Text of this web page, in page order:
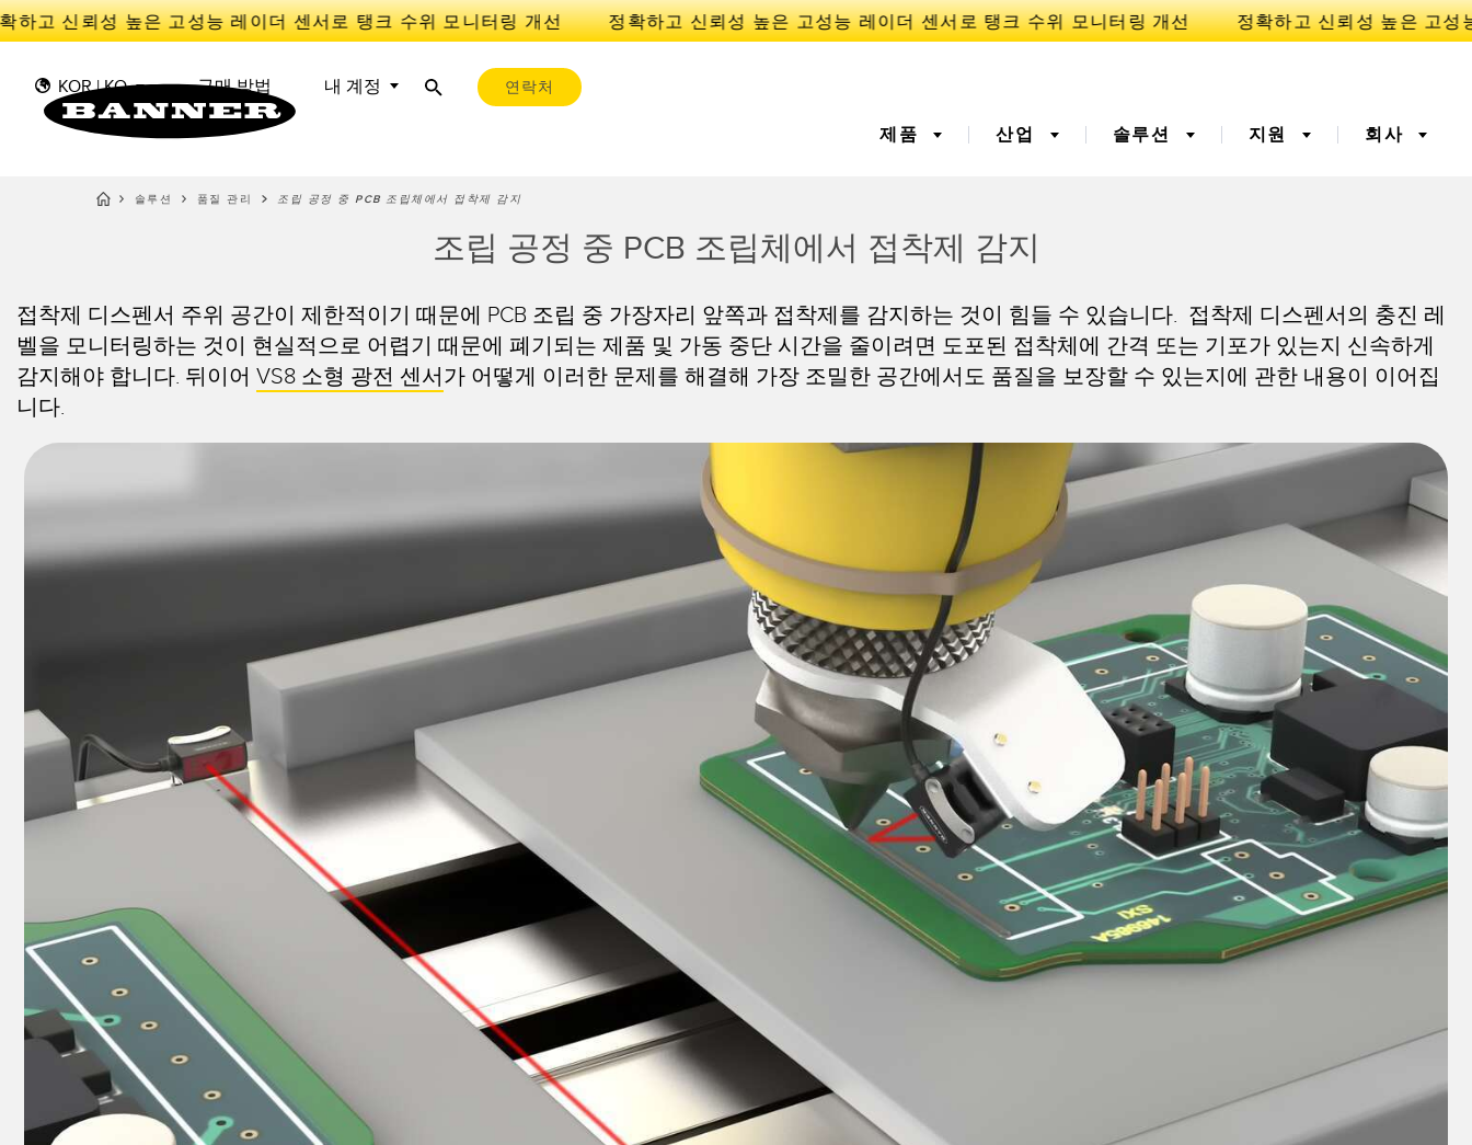
하고 신뢰성 높은 고성능 레이더 센서로 탱크 수위 모니터링 개선
KOR | KO 구매 방법 내 계정 연락처
제품
조명 및 표시기
기계 안전
CONNECTIVITY
SOFTWARE
기술
센서
레이더 센서
초음파 센서 광섬유 증폭기
광섬유
슬롯, 라벨, 영역 감지 센서
등록 상표, 색상, 발광 센서 Pick-to-Light 센서
온도 및 진동 센서
Sensors
Monitoring Sensors
ACCESSORIES
컨버터
코드셋
소프트웨어
Banner Measurement Sensor Software
센서 GUI 소프트웨어
TECHNOLOGY
IO-Link 지원 센서
산업 솔루션
장비 보호
추적
측정 및 검사
PREDICTIVE MAINTENANCE
RADAR APPLICATIONS
IIOT 및 스마트 팩토리
Effectiveness (OEE)
율성
업 요청
선행 에지 감지
원격 모니터링
예측 및 예방적 유지보수용
상태 모니터링
예측 유지보수
관련 링크
IO-Link
지원 회사
솔루션 품질 관리 조립 공정 중 PCB 조립체에서 접착제 감지
조립 공정 중 PCB 조립체에서 접착제 감지
접착제 디스펜서 주위 공간이 제한적이기 때문에 PCB 조립 중 가장자리 앞쪽과 접착제를 감지하는 것이 힘들 수 있습니다. 접착제 디스펜서의 충진 레
벨을 모니터링하는 것이 현실적으로 어렵기 때문에 폐기되는 제품 및 가동 중단 시간을 줄이려면 도포된 접착체에 간격 또는 기포가 있는지 신속하게
감지해야 합니다. 뒤이어 VS8 소형 광전 센서 가 어떻게 이러한 문제를 해결해 가장 조밀한 공간에서도 품질을 보장할 수 있는지에 관한 내용이 이어집
니다.